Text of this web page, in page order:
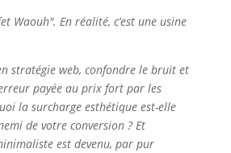
Waouh". En réalité, c’est une usine
stratégie web, confondre le bruit et
payée au prix fort par les
la surcharge esthétique est-elle
de votre conversion ? Et
est devenu, par pur